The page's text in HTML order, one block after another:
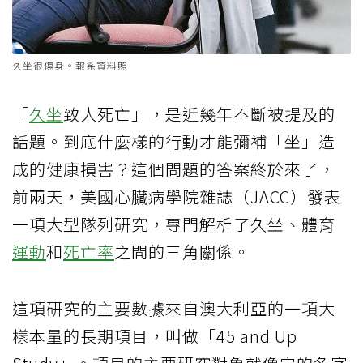
久坐很傷身。報系資料照
「久坐致人死亡」，是近幾年不斷被提及的
話題。到底什麼樣的行動才能彌補「坐」造
成的健康損害？這個問題的答案終於來了，
前兩天，美國心臟病學院雜誌（JACC）發表
一項大型隊列研究，專門解析了久坐、體育
運動和死亡率之間的三角關係。
這項研究的主要數據來自澳大利亞的一項大
樣本量的長期項目，叫做「45 and Up